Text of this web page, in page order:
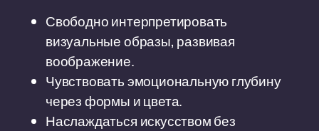
Свободно интерпретировать
визуальные образы, развивая
воображение.
Чувствовать эмоциональную глубину
через формы и цвета.
Наслаждаться искусством без